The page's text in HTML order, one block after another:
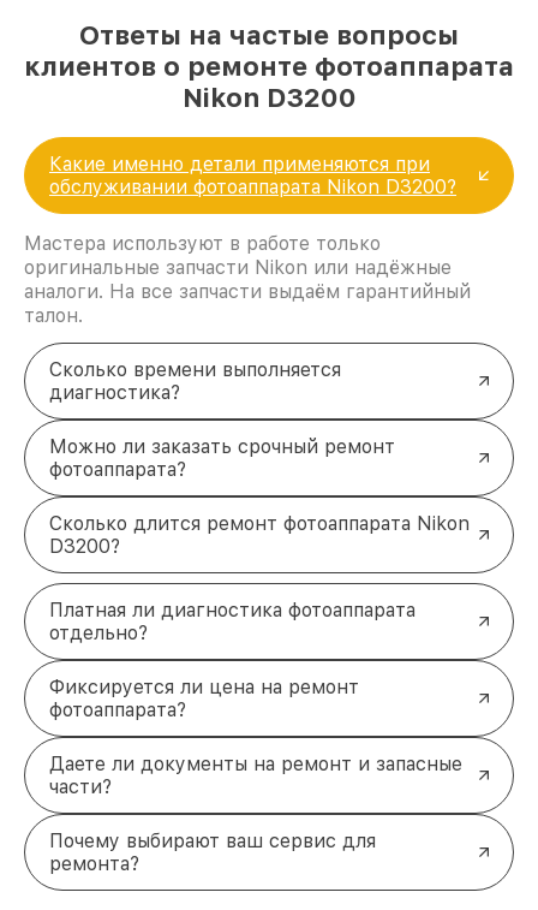
Ответы на частые вопросы
клиентов о ремонте фотоаппарата
Nikon D3200
Какие именно детали применяются при
обслуживании фотоаппарата Nikon D3200?
Мастера используют в работе только
оригинальные запчасти Nikon или надёжные
аналоги. На все запчасти выдаём гарантийный
талон.
Сколько времени выполняется
диагностика?
Можно ли заказать срочный ремонт
фотоаппарата?
Сколько длится ремонт фотоаппарата Nikon
D3200?
Платная ли диагностика фотоаппарата
отдельно?
Фиксируется ли цена на ремонт
фотоаппарата?
Даете ли документы на ремонт и запасные
части?
Почему выбирают ваш сервис для
ремонта?